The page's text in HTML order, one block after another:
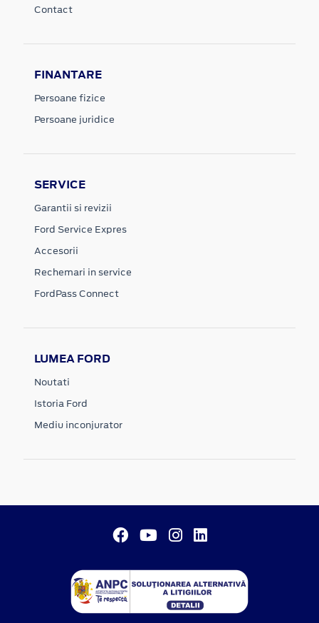
Contact
FINANTARE
Persoane fizice
Persoane juridice
SERVICE
Garantii si revizii
Ford Service Expres
Accesorii
Rechemari in service
FordPass Connect
LUMEA FORD
Noutati
Istoria Ford
Mediu inconjurator